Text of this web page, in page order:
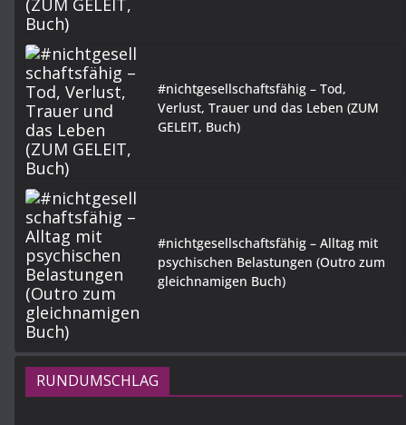
#nichtgesellschaftsfähig – Tod,
Verlust, Trauer und das Leben (ZUM
GELEIT, Buch)
#nichtgesellschaftsfähig – Alltag mit
psychischen Belastungen (Outro zum
gleichnamigen Buch)
RUNDUMSCHLAG